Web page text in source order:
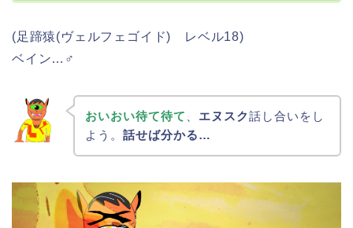
(足蹄猿(ヴェルフェゴイド) レベル18)
ベイン…♂
おいおい待て待て エヌスク話し合いをし
よう。 話せば分かる…